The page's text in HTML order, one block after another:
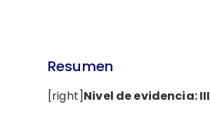
Resumen
[right]Nivel de evidencia: III